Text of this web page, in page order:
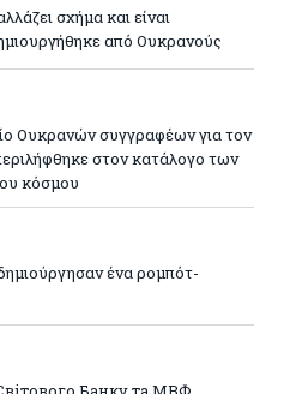
σχήμα και είναι
από Ουκρανούς
Ουκρανών συγγραφέων για τον
στον κατάλογο των
κόσμου
ένα ρομπότ-